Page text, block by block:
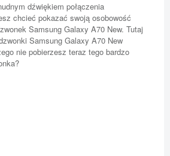
dźwiękiem połączenia
chcieć pokazać swoją osobowość
Samsung Galaxy A70 New. Tutaj
Samsung Galaxy A70 New
nie pobierzesz teraz tego bardzo